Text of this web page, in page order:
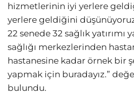
hizmetlerinin iyi yerlere
yerlere geldiğini
22 senede 32 sağlık yatırımı
sağlığı merkezlerinden
hastanesine kadar örnek bir
yapmak için buradayız.”
bulundu.